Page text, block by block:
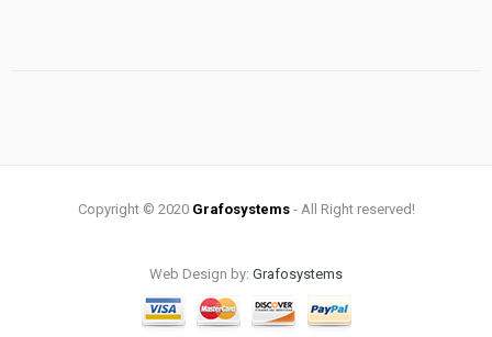
Copyright © 2020 Grafosystems- All Right reserved!
Web Design by: Grafosystems